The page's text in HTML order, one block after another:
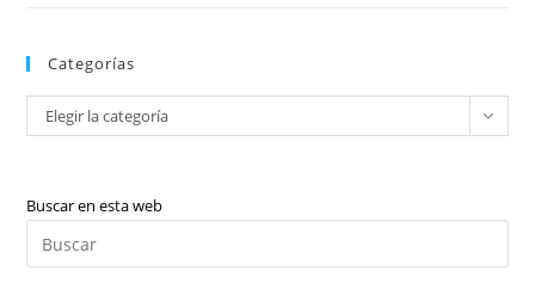
Categorías
Categorías
Elegir la categoría
Buscar en esta web